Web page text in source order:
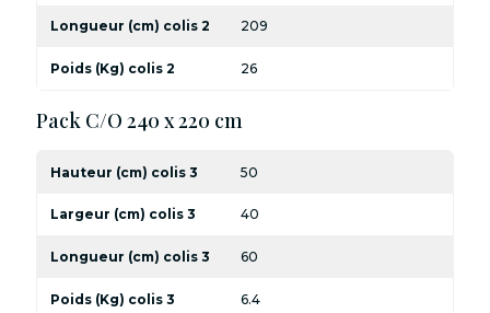
Longueur (cm) colis 2 209
Poids (Kg) colis 2 26
Pack C/O 240 x 220 cm
Hauteur (cm) colis 3 50
Largeur (cm) colis 3 40
Longueur (cm) colis 3 60
Poids (Kg) colis 3 6.4